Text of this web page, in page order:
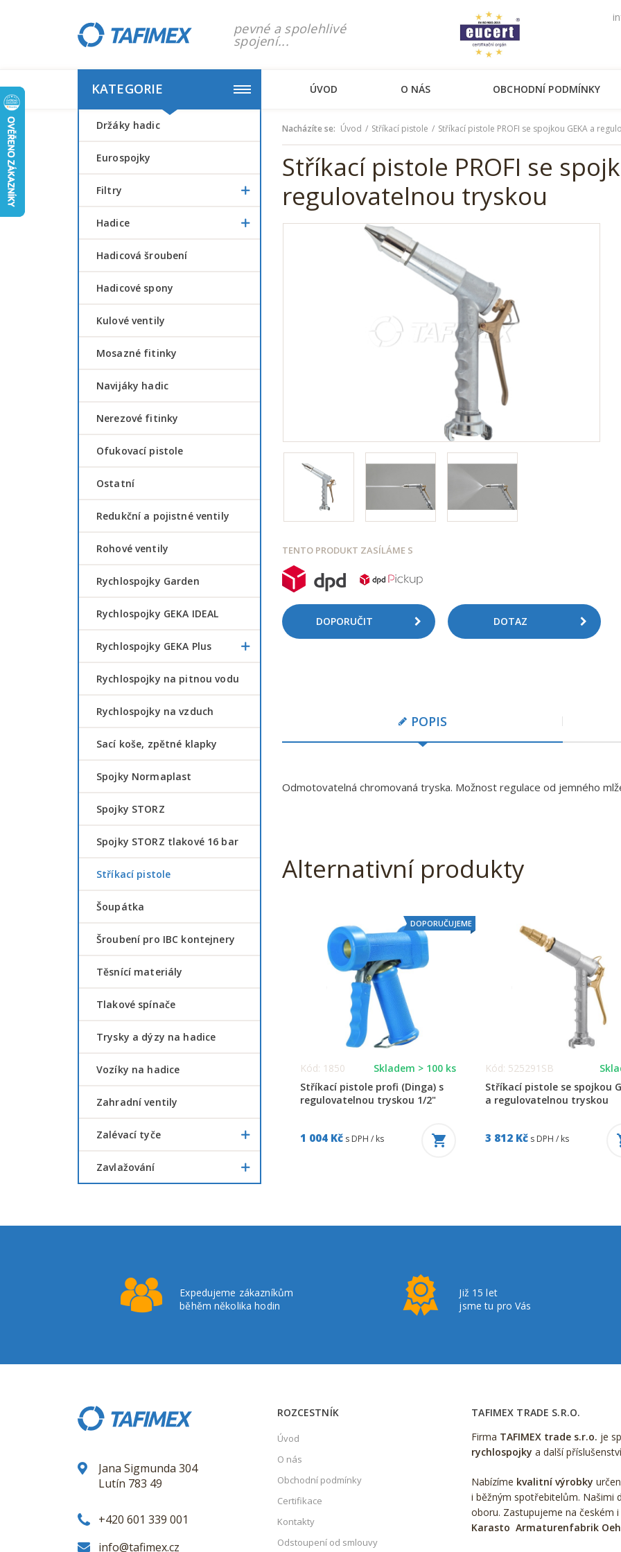
pevné a spolehlivé
spojení...
KATEGORIE ÚVOD O NÁS OBCHODNÍ PODMÍNKY
Držáky hadic
Eurospojky
Filtry
Hadice
Hadicová šroubení
Hadicové spony
Kulové ventily
Mosazné fitinky
Navijáky hadic
Nerezové fitinky
Ofukovací pistole
Ostatní
Redukční a pojistné ventily
Rohové ventily
Rychlospojky Garden
Rychlospojky GEKA IDEAL
Rychlospojky GEKA Plus
Rychlospojky na pitnou vodu
Rychlospojky na vzduch
Sací koše, zpětné klapky
Spojky Normaplast
Spojky STORZ
Spojky STORZ tlakové 16 bar
Stříkací pistole
šoupátka
šroubení pro IBC kontejnery
Těsnící materiály
Tlakové spínače
Trysky a dýzy na hadice
Vozíky na hadice
Zahradní ventily
Zalévací tyče
Zavlažování
Nacházíte se: Úvod Stříkací pistole Stříkací pistole PROFI se spojkou GEKA a
Stříkací pistole PROFI se
regulovatelnou tryskou
TENTO PRODUKT ZASÍLÁME S
DOPORUČIT DOTAZ
POPIS
Odmotovatelná chromovaná tryska. Možnost regulace od jemného
Alternativní produkty
DOPORUČUJEME
Kód: 1850
Skladem > 100 ks
Stříkací pistole profi (Dinga) s
regulovatelnou tryskou 1/2"
1 004 Kč s DPH / ks
Kód: 525291SB
Stříkací pistole se spojkou
a regulovatelnou tryskou
3 812 Kč s DPH / ks
Expedujeme zákazníkům
běhěm několika hodin
Již 15 let
jsme tu pro Vás
Jana Sigmunda 304
Lutín 783 49
+420 601 339 001
info@tafimex.cz
ROZCESTNÍK
Úvod
O nás
Obchodní podmínky
Certifikace
Kontakty
Odstoupení od smlouvy
TAFIMEX TRADE S.R.O.
Firma TAFIMEX trade s.r.o. je
rychlospojky a další
Nabízíme kvalitní výrobky
i běžným spotřebitelům. Našimi
oboru. Zastupujeme na českém
Karasto Armaturenfabrik